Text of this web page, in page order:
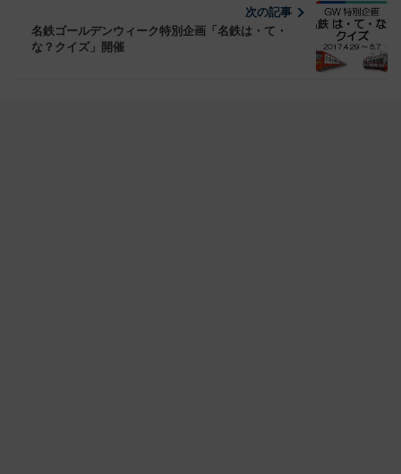
次の記事
名鉄ゴールデンウィーク特別企画「名鉄は・て・
な？クイズ」開催